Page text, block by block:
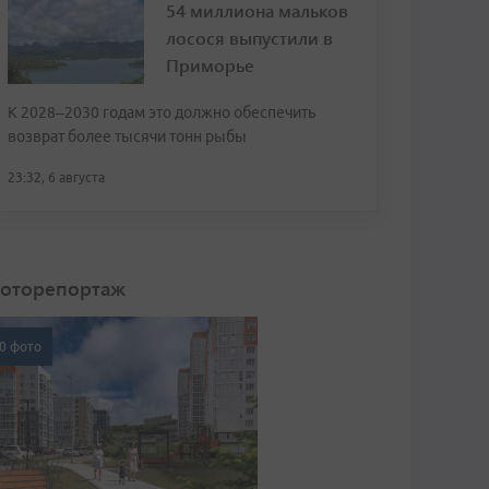
54 миллиона мальков
лосося выпустили в
Приморье
К 2028–2030 годам это должно обеспечить
возврат более тысячи тонн рыбы
23:32, 6 августа
фото